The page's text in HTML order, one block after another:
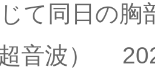
て同日の胸
超音波）